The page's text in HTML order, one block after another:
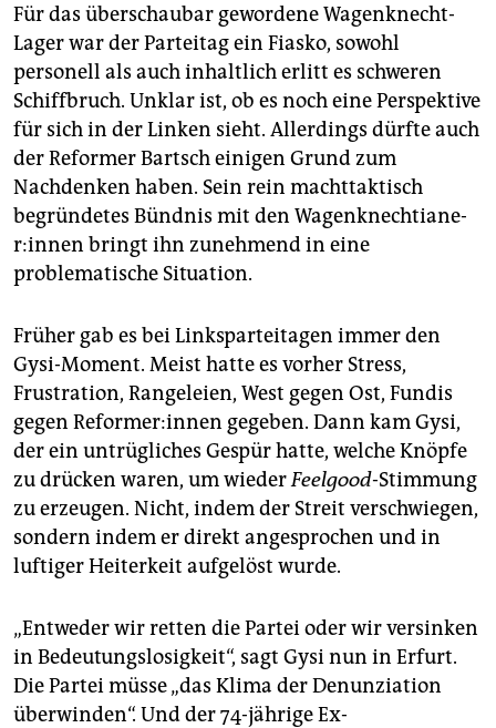
Für das überschaubar gewordene Wagenknecht-
Lager war der Parteitag ein Fiasko, sowohl
personell als auch inhaltlich erlitt es schweren
Schiffbruch. Unklar ist, ob es noch eine Perspektive
für sich in der Linken sieht. Allerdings dürfte auch
der Reformer Bartsch einigen Grund zum
Nachdenken haben. Sein rein machttaktisch
begründetes Bündnis mit den Wa­gen­knech­tia­ne­
r:in­nen bringt ihn zunehmend in eine
problematische Situation.
Früher gab es bei Linksparteitagen immer den
Gysi-Moment. Meist hatte es vorher Stress,
Frustration, Rangeleien, West gegen Ost, Fundis
gegen Re­for­me­r:in­nen gegeben. Dann kam Gysi,
der ein untrügliches Gespür hatte, welche Knöpfe
zu drücken waren, um wiederFeelgood-Stimmung
zu erzeugen. Nicht, indem der Streit verschwiegen,
sondern indem er direkt angesprochen und in
luftiger Heiterkeit aufgelöst wurde.
„Entweder wir retten die Partei oder wir versinken
in Bedeutungslosigkeit“, sagt Gysi nun in Erfurt.
Die Partei müsse „das Klima der Denunziation
überwinden“. Und der 74-jährige Ex-